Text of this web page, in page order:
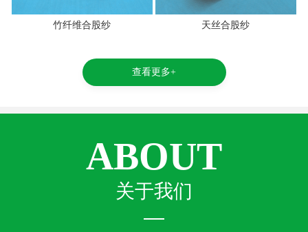
竹纤维合股纱 天丝合股纱
查看更多+
ABOUT
关于我们